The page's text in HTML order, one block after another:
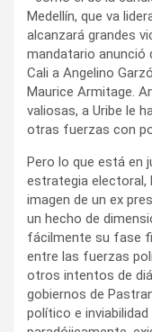
Medellín, que va
alcanzará grandes
mandatario anunció
Cali a Angelino
Maurice Armitage.
valiosas, a Uribe le
otras fuerzas con
Pero lo que está en
estrategia electoral,
imagen de un ex
un hecho de
fácilmente su fase
entre las fuerzas
otros intentos de
gobiernos de
político e